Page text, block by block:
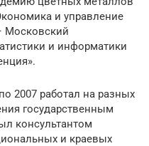
и управление
Московский
и информатики
2007 работал на разных
государственным
консультантом
и краевых